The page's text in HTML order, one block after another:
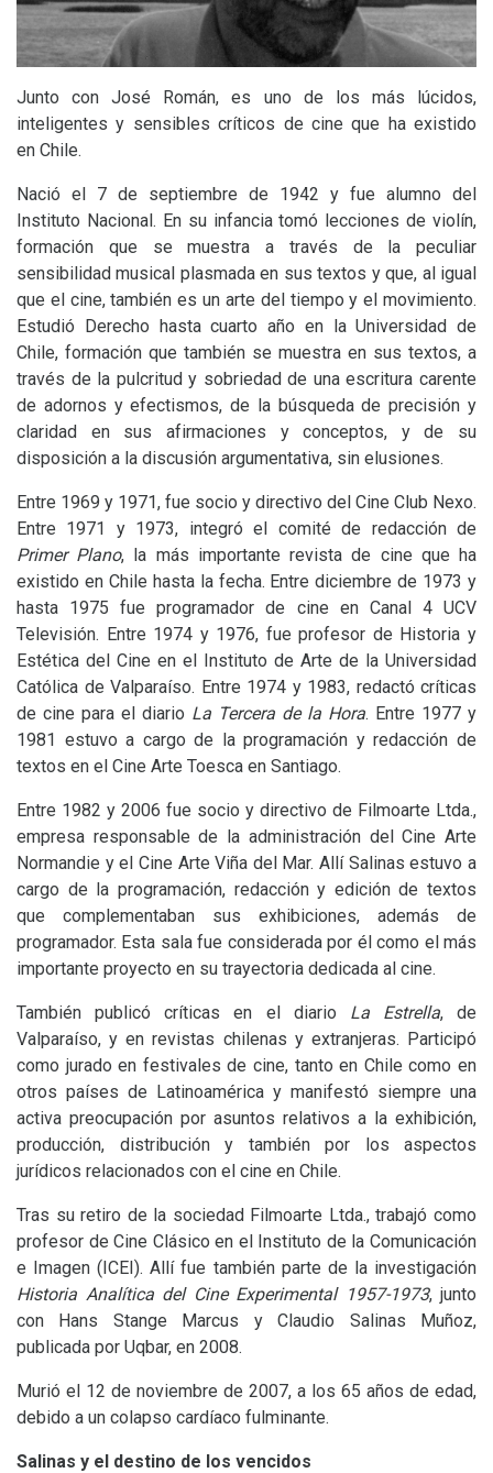
Junto con José Román, es uno de los más lúcidos,
inteligentes y sensibles críticos de cine que ha existido
en Chile.
Nació el 7 de septiembre de 1942 y fue alumno del
Instituto Nacional. En su infancia tomó lecciones de violín,
formación que se muestra a través de la peculiar
sensibilidad musical plasmada en sus textos y que, al igual
que el cine, también es un arte del tiempo y el movimiento.
Estudió Derecho hasta cuarto año en la Universidad de
Chile, formación que también se muestra en sus textos, a
través de la pulcritud y sobriedad de una escritura carente
de adornos y efectismos, de la búsqueda de precisión y
claridad en sus afirmaciones y conceptos, y de su
disposición a la discusión argumentativa, sin elusiones.
Entre 1969 y 1971, fue socio y directivo del Cine Club Nexo.
Entre 1971 y 1973, integró el comité de redacción de
Primer Plano, la más importante revista de cine que ha
existido en Chile hasta la fecha. Entre diciembre de 1973 y
hasta 1975 fue programador de cine en Canal 4 UCV
Televisión. Entre 1974 y 1976, fue profesor de Historia y
Estética del Cine en el Instituto de Arte de la Universidad
Católica de Valparaíso. Entre 1974 y 1983, redactó críticas
de cine para el diario La Tercera de la Hora. Entre 1977 y
1981 estuvo a cargo de la programación y redacción de
textos en el Cine Arte Toesca en Santiago.
Entre 1982 y 2006 fue socio y directivo de Filmoarte Ltda.,
empresa responsable de la administración del Cine Arte
Normandie y el Cine Arte Viña del Mar. Allí Salinas estuvo a
cargo de la programación, redacción y edición de textos
que complementaban sus exhibiciones, además de
programador. Esta sala fue considerada por él como el más
importante proyecto en su trayectoria dedicada al cine.
También publicó críticas en el diario La Estrella, de
Valparaíso, y en revistas chilenas y extranjeras. Participó
como jurado en festivales de cine, tanto en Chile como en
otros países de Latinoamérica y manifestó siempre una
activa preocupación por asuntos relativos a la exhibición,
producción, distribución y también por los aspectos
jurídicos relacionados con el cine en Chile.
Tras su retiro de la sociedad Filmoarte Ltda., trabajó como
profesor de Cine Clásico en el Instituto de la Comunicación
e Imagen (ICEI). Allí fue también parte de la investigación
Historia Analítica del Cine Experimental 1957-1973, junto
con Hans Stange Marcus y Claudio Salinas Muñoz,
publicada por Uqbar, en 2008.
Murió el 12 de noviembre de 2007, a los 65 años de edad,
debido a un colapso cardíaco fulminante.
Salinas y el destino de los vencidos